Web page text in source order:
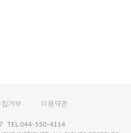
거부 이용약관
TEL 044-550-4114